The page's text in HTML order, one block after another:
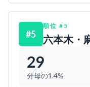
#5
順位 # 5
六本木・
29
分母の1.4%